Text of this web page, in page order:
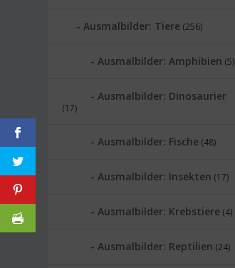
Ausmalbilder: Tiere (256)
Ausmalbilder: Amphibien (5)
Ausmalbilder: Dinosaurier
(17)
Ausmalbilder: Fische (48)
Ausmalbilder: Insekten (17)
Ausmalbilder: Krebstiere (4)
Ausmalbilder: Reptilien (24)